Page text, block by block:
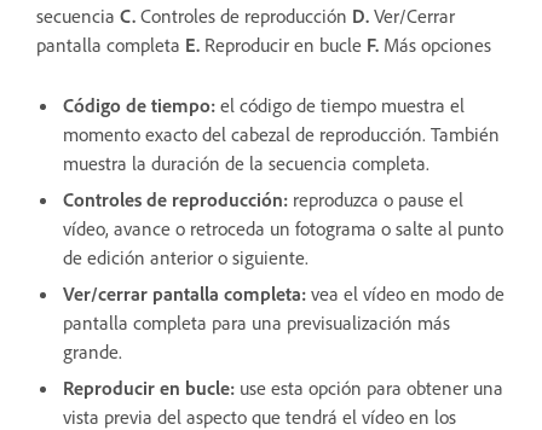
secuencia C. Controles de reproducción D. Ver/Cerrar
pantalla completa E. Reproducir en bucle F. Más opciones
Código de tiempo: el código de tiempo muestra el
momento exacto del cabezal de reproducción. También
muestra la duración de la secuencia completa.
Controles de reproducción: reproduzca o pause el
vídeo, avance o retroceda un fotograma o salte al punto
de edición anterior o siguiente.
Ver/cerrar pantalla completa: vea el vídeo en modo de
pantalla completa para una previsualización más
grande.
Reproducir en bucle: use esta opción para obtener una
vista previa del aspecto que tendrá el vídeo en los